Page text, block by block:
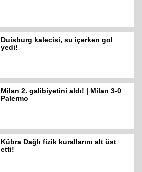
Duisburg kalecisi, su içerken gol
yedi!
Milan 2. galibiyetini aldı! | Milan 3-0
Palermo
Kübra Dağlı fizik kurallarını alt üst
etti!